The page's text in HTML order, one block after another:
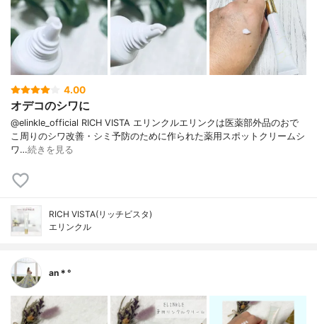
4.00
オデコのシワに
@elinkle_official RICH VISTA エリンクルエリンクは医薬部外品のおで
こ周りのシワ改善・シミ予防のために作られた薬用スポットクリームシ
ワ…続きを見る
RICH VISTA(リッチビスタ)
エリンクル
an＊°